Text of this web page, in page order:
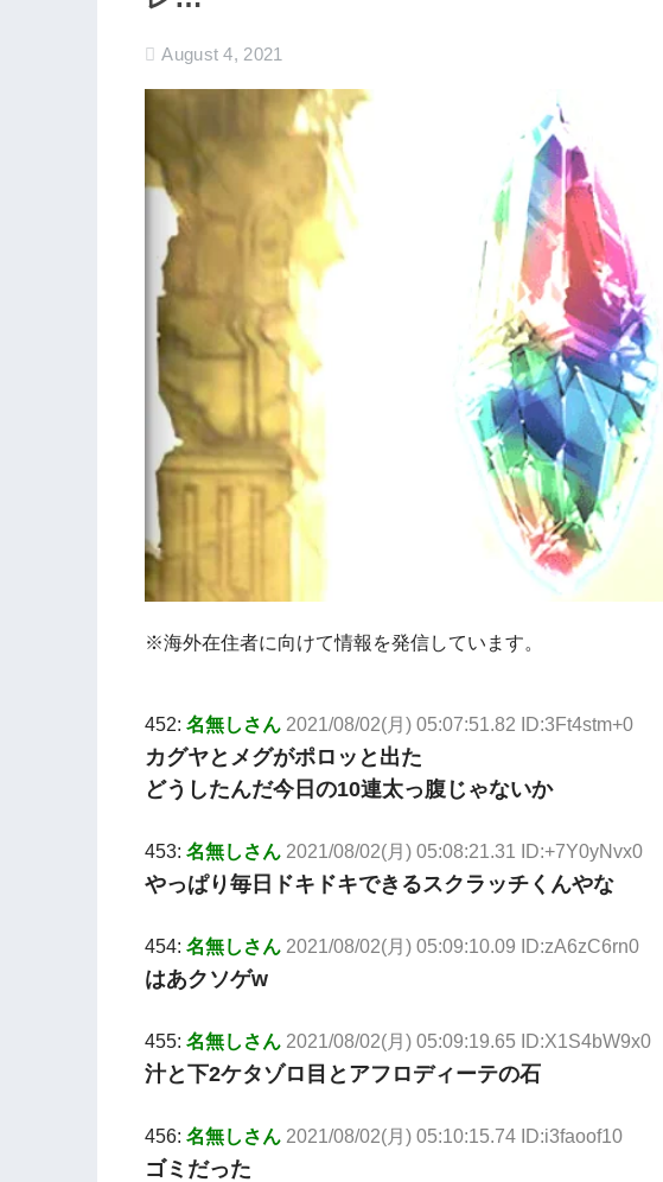
August 4, 2021
※海外在住者に向けて情報を発信しています。
452: 名無しさん 2021/08/02(月) 05:07:51.82 ID:3Ft4stm+0
カグヤとメグがポロッと出た
どうしたんだ今日の10連太っ腹じゃないか
453: 名無しさん 2021/08/02(月) 05:08:21.31 ID:+7Y0yNvx0
やっぱり毎日ドキドキできるスクラッチくんやな
454: 名無しさん 2021/08/02(月) 05:09:10.09 ID:zA6zC6rn0
はあクソゲw
455: 名無しさん 2021/08/02(月) 05:09:19.65 ID:X1S4bW9x0
汁と下2ケタゾロ目とアフロディーテの石
456: 名無しさん 2021/08/02(月) 05:10:15.74 ID:i3faoof10
ゴミだった